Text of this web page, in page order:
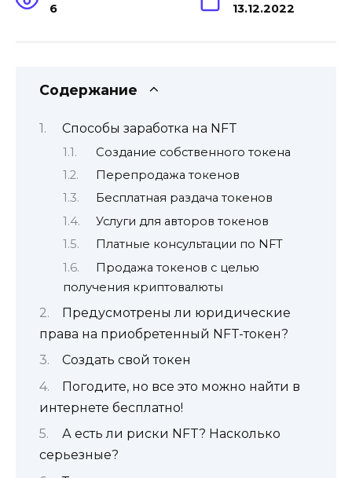
6 13.12.2022
Содержание
Способы заработка на NFT
Создание собственного токена
Перепродажа токенов
Бесплатная раздача токенов
Услуги для авторов токенов
Платные консультации по NFT
Продажа токенов с целью
получения криптовалюты
Предусмотрены ли юридические
права на приобретенный NFT-токен?
Создать свой токен
Погодите, но все это можно найти в
интернете бесплатно!
А есть ли риски NFT? Насколько
серьезные?